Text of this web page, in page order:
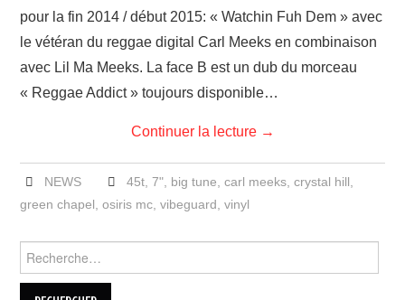
pour la fin 2014 / début 2015: « Watchin Fuh Dem » avec
le vétéran du reggae digital Carl Meeks en combinaison
avec Lil Ma Meeks. La face B est un dub du morceau
« Reggae Addict » toujours disponible…
Continuer la lecture →
NEWS 45t, 7", big tune carl meeks, crystal hill
green chapel ,osiris mc ,vibeguard ,vinyl